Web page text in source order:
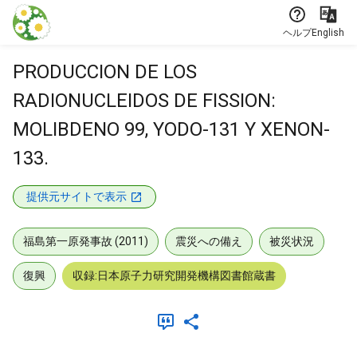
本文に飛ぶ
ヘルプEnglish
PRODUCCION DE LOS
RADIONUCLEIDOS DE FISSION:
MOLIBDENO 99, YODO-131 Y XENON-
133.
提供元サイトで表示
福島第一原発事故 (2011) 震災への備え 被災状況
復興 収録:日本原子力研究開発機構図書館蔵書